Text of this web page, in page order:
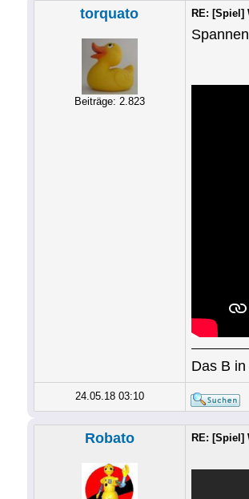
torquato
Beiträge: 2.823
RE: [Spiel]
Das B
24.05.18 03:10
Robato RE: [Spiel]